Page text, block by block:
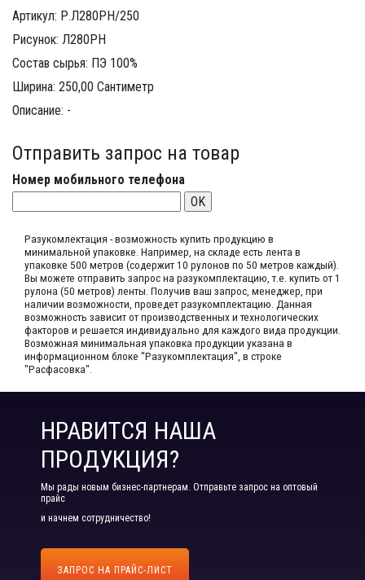
Артикул: Р.Л280РН/250
Рисунок: Л280РН
Состав сырья: ПЭ 100%
Ширина: 250,00 Сантиметр
Описание: -
Отправить запрос на товар
Номер мобильного телефона
OK
Разукомлектация - возможность купить продукцию в
минимальной упаковке. Например, на складе​ есть лента в
упаковке 500 метров (содержит 10 рулонов по 50 метров каждый).​
Вы можете отправить запрос на разукомплектацию, т.е. купить от 1
рулона (50 метров) ленты. Получив ваш запрос,​ менеджер, при
наличии возможности, проведет разукомплектацию. Данная
возможность зависит от производственных​ и технологических
факторов и решается индивидуально для каждого вида продукции.​
Возможная минимальная упаковка продукции указана в
информационном блоке "Разукомплектация", в строке
"Расфасовка".
НРАВИТСЯ НАША
ПРОДУКЦИЯ?
Мы рады новым бизнес-партнерам. Отправьте запрос на оптовый
прайс
и начнем сотрудничество!
ЗАПРОС НА ПРАЙС-ЛИСТ